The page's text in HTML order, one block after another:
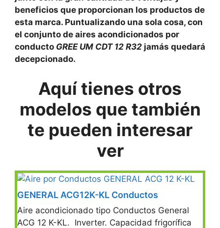
beneficios que proporcionan los productos de
esta marca. Puntualizando una sola cosa, con
el conjunto de aires acondicionados por
conducto GREE UM CDT 12 R32 jamás quedará
decepcionado.
Aquítienes otros
modelos que también
te pueden interesar
ver
GENERAL ACG12K-KL Conductos
Aire acondicionado tipo Conductos General
ACG 12 K-KL. Inverter. Capacidad frigorífica